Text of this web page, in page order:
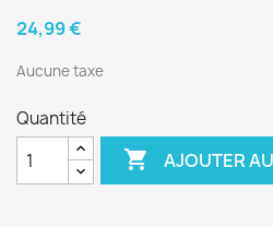
24,99 €
Aucune taxe
Quantité
 AJOUTER